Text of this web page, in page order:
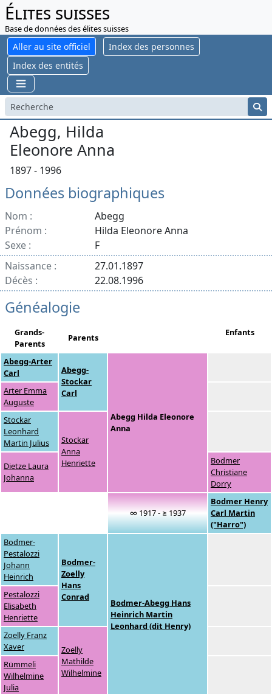
Élites suisses
Base de données des élites suisses
Aller au site officiel
Index des personnes
Index des entités
Abegg, Hilda
Eleonore Anna
1897 - 1996
Données biographiques
Nom :
Abegg
Prénom :
Hilda Eleonore Anna
Sexe :
F
Naissance :
27.01.1897
Décès :
22.08.1996
Généalogie
Grands-
Parents
Parents Enfants
Abegg-Arter
Carl
Abegg-
Stockar
Carl
Abegg Hilda Eleonore
Anna
Arter Emma
Auguste
Stockar
Leonhard
Martin Julius
Stockar
Anna
Henriette
Dietze Laura
Johanna
Bodmer
Christiane
Dorry
∞ 1917 - ≥ 1937
Bodmer Henry
Carl Martin
("Harro")
Bodmer-
Pestalozzi
Johann
Heinrich
Bodmer-
Zoelly
Hans
Conrad
Bodmer-Abegg Hans
Heinrich Martin
Leonhard (dit Henry)
Pestalozzi
Elisabeth
Henriette
Zoelly Franz
Xaver
Zoelly
Mathilde
Wilhelmine
Rümmeli
Wilhelmine
Julia